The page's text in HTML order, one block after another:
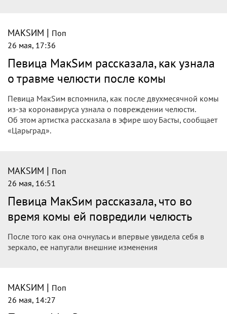
МАКSИМ | Поп
26 мая, 17:36
Певица МакSим рассказала, как узнала
о травме челюсти после комы
Певица МакSим вспомнила, как после двухмесячной комы
из-за коронавируса узнала о повреждении челюсти.
Об этом артистка рассказала в эфире шоу Басты, сообщает
«Царьград».
МАКSИМ | Поп
26 мая, 16:51
Певица МакSим рассказала, что во
время комы ей повредили челюсть
После того как она очнулась и впервые увидела себя в
зеркало, ее напугали внешние изменения
МАКSИМ | Поп
26 мая, 14:27